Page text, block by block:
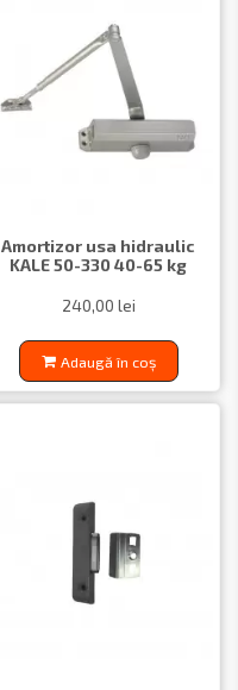
Amortizor usa hidraulic
KALE 50-330 40-65 kg
240,00 lei
Adaugă în coș